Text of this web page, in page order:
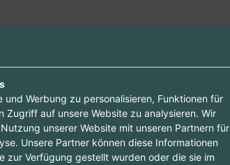
und Werbung zu personalisieren, Funktionen für
Zugriff auf unsere Website zu analysieren. Wir
unserer Website mit unseren Partnern für
Unsere Partner können diese Informationen
zur Verfügung gestellt wurden oder die sie im